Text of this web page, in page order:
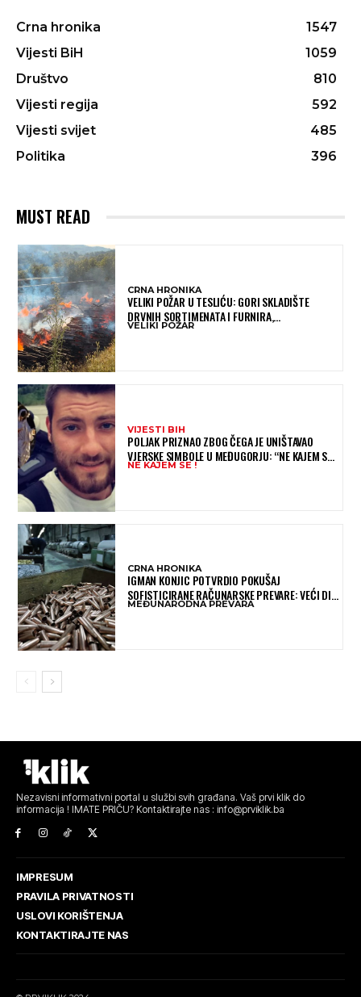
Crna hronika
1547
Vijesti BiH
1059
Društvo
810
Vijesti regija
592
Vijesti svijet
485
Politika
396
MUST READ
CRNA HRONIKA
VELIKI POŽAR U TESLIĆU: GORI SKLADIŠTE
DRVNIH SORTIMENATA I FURNIRA,
VATROGASCIMA STIŽE POMOĆ IZ VIŠE GRADOVA
VELIKI POŽAR
VIJESTI BIH
POLJAK PRIZNAO ZBOG ČEGA JE UNIŠTAVAO
VJERSKE SIMBOLE U MEĐUGORJU: “NE KAJEM SE I
PONOVIO BIH SVE”
NE KAJEM SE !
CRNA HRONIKA
IGMAN KONJIC POTVRDIO POKUŠAJ
SOFISTICIRANE RAČUNARSKE PREVARE: VEĆI DIO
NOVCA BLOKIRAN, OČEKUJE SE POVRAT
MEĐUNARODNA PREVARA
Nezavisni informativni portal u službi svih građana. Vaš prvi klik do
informacija ! IMATE PRIČU? Kontaktirajte nas : info@prviklik.ba
IMPRESUM
PRAVILA PRIVATNOSTI
USLOVI KORIŠTENJA
KONTAKTIRAJTE NAS